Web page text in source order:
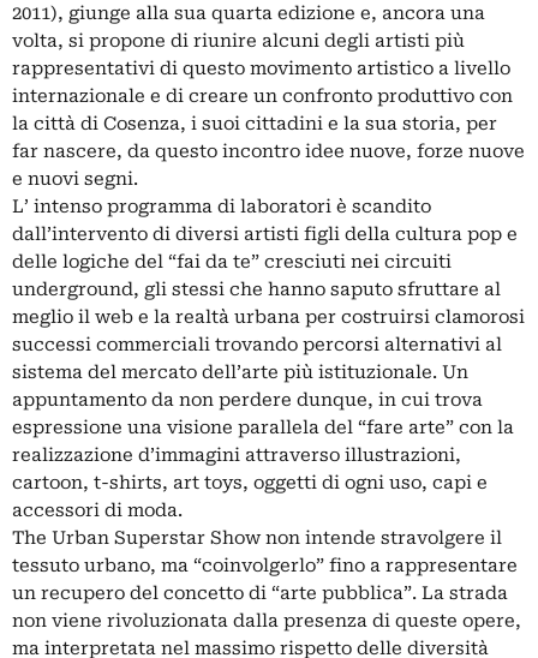
2011), giunge alla sua quarta edizione e, ancora una
volta, si propone di riunire alcuni degli artisti più
rappresentativi di questo movimento artistico a livello
internazionale e di creare un confronto produttivo con
la città di Cosenza, i suoi cittadini e la sua storia, per
far nascere, da questo incontro idee nuove, forze nuove
e nuovi segni.
L’ intenso programma di laboratori è scandito
dall’intervento di diversi artisti figli della cultura pop e
delle logiche del “fai da te” cresciuti nei circuiti
underground, gli stessi che hanno saputo sfruttare al
meglio il web e la realtà urbana per costruirsi clamorosi
successi commerciali trovando percorsi alternativi al
sistema del mercato dell’arte più istituzionale. Un
appuntamento da non perdere dunque, in cui trova
espressione una visione parallela del “fare arte” con la
realizzazione d’immagini attraverso illustrazioni,
cartoon, t-shirts, art toys, oggetti di ogni uso, capi e
accessori di moda.
The Urban Superstar Show non intende stravolgere il
tessuto urbano, ma “coinvolgerlo” fino a rappresentare
un recupero del concetto di “arte pubblica”. La strada
non viene rivoluzionata dalla presenza di queste opere,
ma interpretata nel massimo rispetto delle diversità